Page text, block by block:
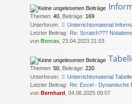
Themen: 40 Beiträge: 169
Unterforum:
Unterrichtsmaterial
Letzter Beitrag: Re: Scratch???
von Borcas , 23.04.2023 21:03
Themen: 50 Beiträge: 220
Unterforum:
Unterrichtsmaterial
Letzter Beitrag: Re: Excel - Dynamische
von Bernhard , 04.06.2025 09:07